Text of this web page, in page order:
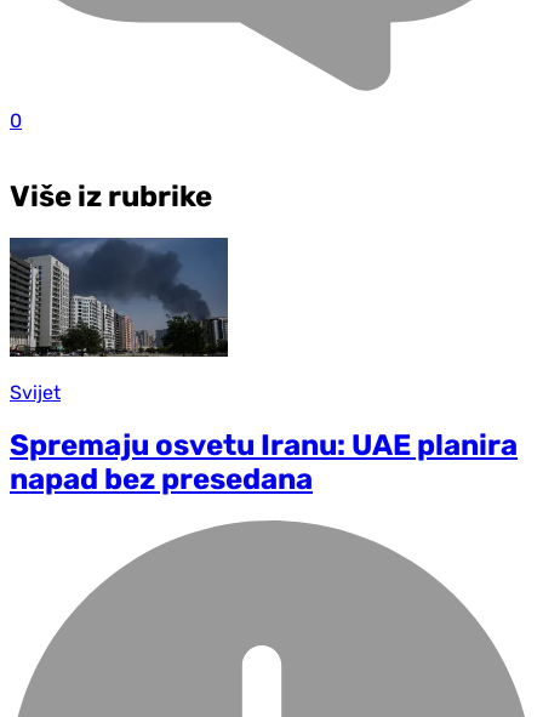
0
Više iz rubrike
Svijet
Spremaju osvetu Iranu: UAE planira
napad bez presedana